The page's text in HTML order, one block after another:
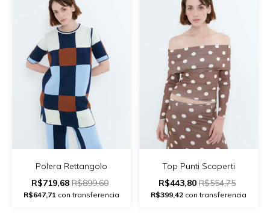
Polera Rettangolo
R$719,68 R$899,60
R$647,71 con transferencia
Top Punti Scoperti
R$443,80 R$554,75
R$399,42 con transferencia